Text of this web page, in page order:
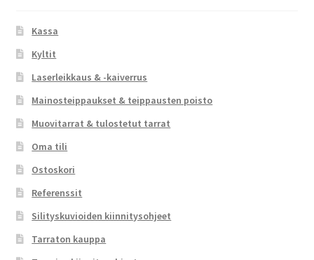
Kassa
Kyltit
Laserleikkaus & -kaiverrus
Mainosteippaukset & teippausten poisto
Muovitarrat & tulostetut tarrat
Oma tili
Ostoskori
Referenssit
Silityskuvioiden kiinnitysohjeet
Tarraton kauppa